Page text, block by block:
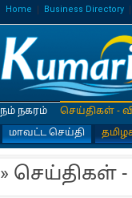
Home Business Directory
நம் நகரம்
செய்திகள் -
மாவட்ட செய்தி
» செய்திகள்